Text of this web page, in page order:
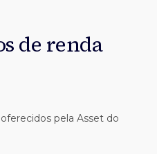
de renda
pela Asset do